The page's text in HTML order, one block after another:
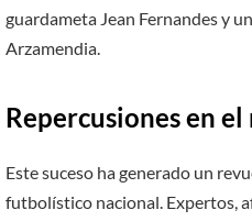
guardameta Jean Fernandes y
Arzamendia.
Repercusiones en
Este suceso ha generado un
futbolístico nacional. Expertos,